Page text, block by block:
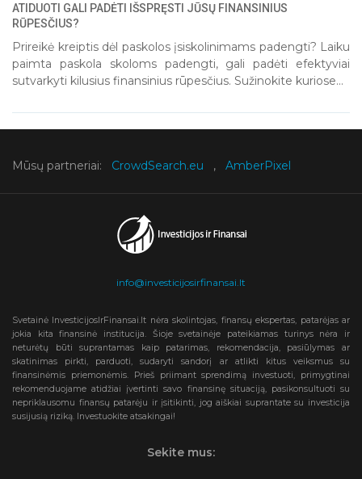
ATIDUOTI GALI PADĖTI IŠSPRĘSTI JŪSŲ FINANSINIUS
RŪPESČIUS?
Prireikė kreiptis dėl paskolos įsiskolinimams padengti? Laiku
paimta paskola skoloms padengti, gali padėti efektyviai
sutvarkyti kilusius finansinius rūpesčius. Sužinokite kuriose...
Mūsų partneriai: CrowdSearch.eu , AmberPixel
info@investicijosirfinansai.lt
Svetainė InvesticijosIrFinansai.lt nėra skolintojas, finansų ekspertas, patarėjas ar
jokia kita finansinė institucija. Šioje svetainėje pateikiamas turinys nėra ir
neturėtų būti suprantamas kaip patarimas, rekomendacija, pasiūlymas ar
skatinimas pirkti, parduoti, sudaryti sandorį ar atlikti kitus veiksmus su
finansinėmis priemonėmis. Prieš priimant sprendimą investuoti, primygtinai
rekomenduojame atidžiai įvertinti savo finansinę situaciją, pasikonsultuoti su
nepriklausomu finansų patarėju ir įsitikinti, jog aiškiai suprantate su investicija
susijusią riziką. Investuokite atsakingai!
Sekite mus: